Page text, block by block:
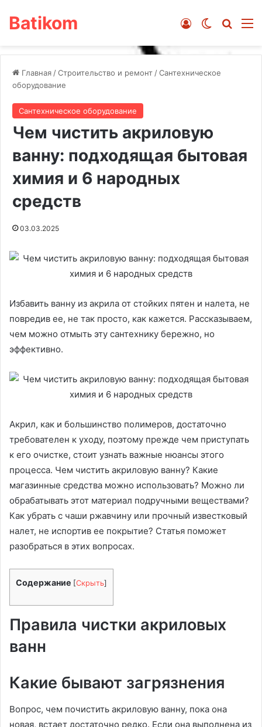
Batikom Switch skin
Войти
Главная /Строительство и ремонт /Сантехническое
оборудование
Сантехническое оборудование
Чем чистить акриловую
ванну: подходящая бытовая
химия и 6 народных
средств
03.03.2025
Избавить ванну из акрила от стойких пятен и налета, не
повредив ее, не так просто, как кажется. Рассказываем,
чем можно отмыть эту сантехнику бережно, но
эффективно.
Акрил, как и большинство полимеров, достаточно
требователен к уходу, поэтому прежде чем приступать
к его очистке, стоит узнать важные нюансы этого
процесса. Чем чистить акриловую ванну? Какие
магазинные средства можно использовать? Можно ли
обрабатывать этот материал подручными веществами?
Как убрать с чаши ржавчину или прочный известковый
налет, не испортив ее покрытие? Статья поможет
разобраться в этих вопросах.
Содержание [Скрыть]
Правила чистки акриловых
ванн
Какие бывают загрязнения
Вопрос, чем почистить акриловую ванну, пока она
новая, встает достаточно редко. Если она выполнена из